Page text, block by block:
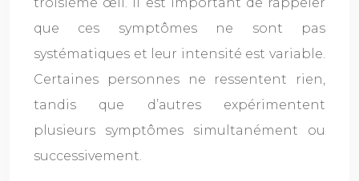
que ces symptômes ne sont pas
systématiques et leur intensité est variable.
Certaines personnes ne ressentent rien,
tandis que d’autres expérimentent
plusieurs symptômes simultanément ou
successivement.